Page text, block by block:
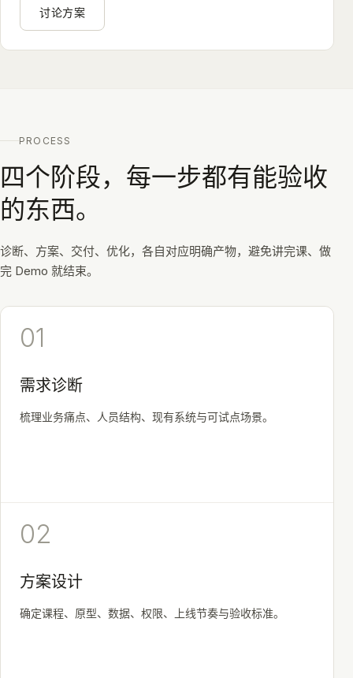
讨论方案
PROCESS
四个阶段，每一步都有能验收
的东西。
诊断、方案、交付、优化，各自对应明确产物，避免讲完课、做
完 Demo 就结束。
01
需求诊断
梳理业务痛点、人员结构、现有系统与可试点场景。
02
方案设计
确定课程、原型、数据、权限、上线节奏与验收标准。